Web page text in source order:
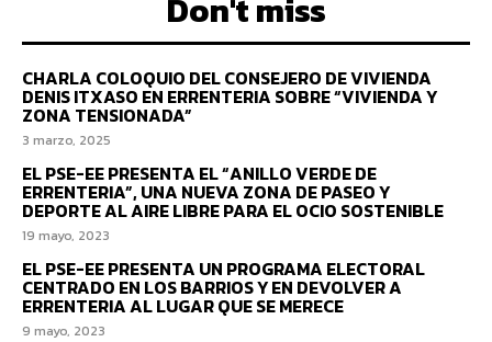
Don't miss
CHARLA COLOQUIO DEL CONSEJERO DE VIVIENDA
DENIS ITXASO EN ERRENTERIA SOBRE “VIVIENDA Y
ZONA TENSIONADA”
3 marzo, 2025
EL PSE-EE PRESENTA EL “ANILLO VERDE DE
ERRENTERIA”, UNA NUEVA ZONA DE PASEO Y
DEPORTE AL AIRE LIBRE PARA EL OCIO SOSTENIBLE
19 mayo, 2023
EL PSE-EE PRESENTA UN PROGRAMA ELECTORAL
CENTRADO EN LOS BARRIOS Y EN DEVOLVER A
ERRENTERIA AL LUGAR QUE SE MERECE
9 mayo, 2023